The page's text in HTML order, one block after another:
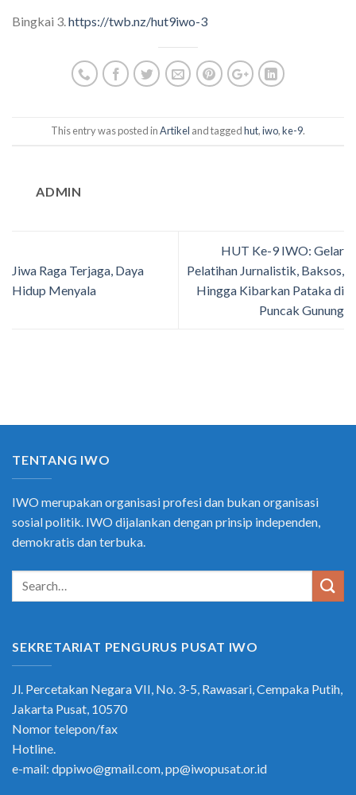
Bingkai 3. https://twb.nz/hut9iwo-3
This entry was posted inArtikel and taggedhut,iwo,ke-9.
ADMIN
Jiwa Raga Terjaga, Daya
Hidup Menyala
HUT Ke-9 IWO: Gelar
Pelatihan Jurnalistik, Baksos,
Hingga Kibarkan Pataka di
Puncak Gunung
TENTANG IWO
IWO merupakan organisasi profesi dan bukan organisasi
sosial politik. IWO dijalankan dengan prinsip independen,
demokratis dan terbuka.
SEKRETARIAT PENGURUS PUSAT IWO
Jl. Percetakan Negara VII, No. 3-5, Rawasari, Cempaka Putih,
Jakarta Pusat, 10570
Nomor telepon/fax
Hotline.
e-mail: dppiwo@gmail.com, pp@iwopusat.or.id